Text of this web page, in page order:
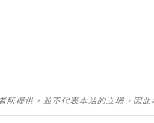
所提供，並不代表本站的立場。因